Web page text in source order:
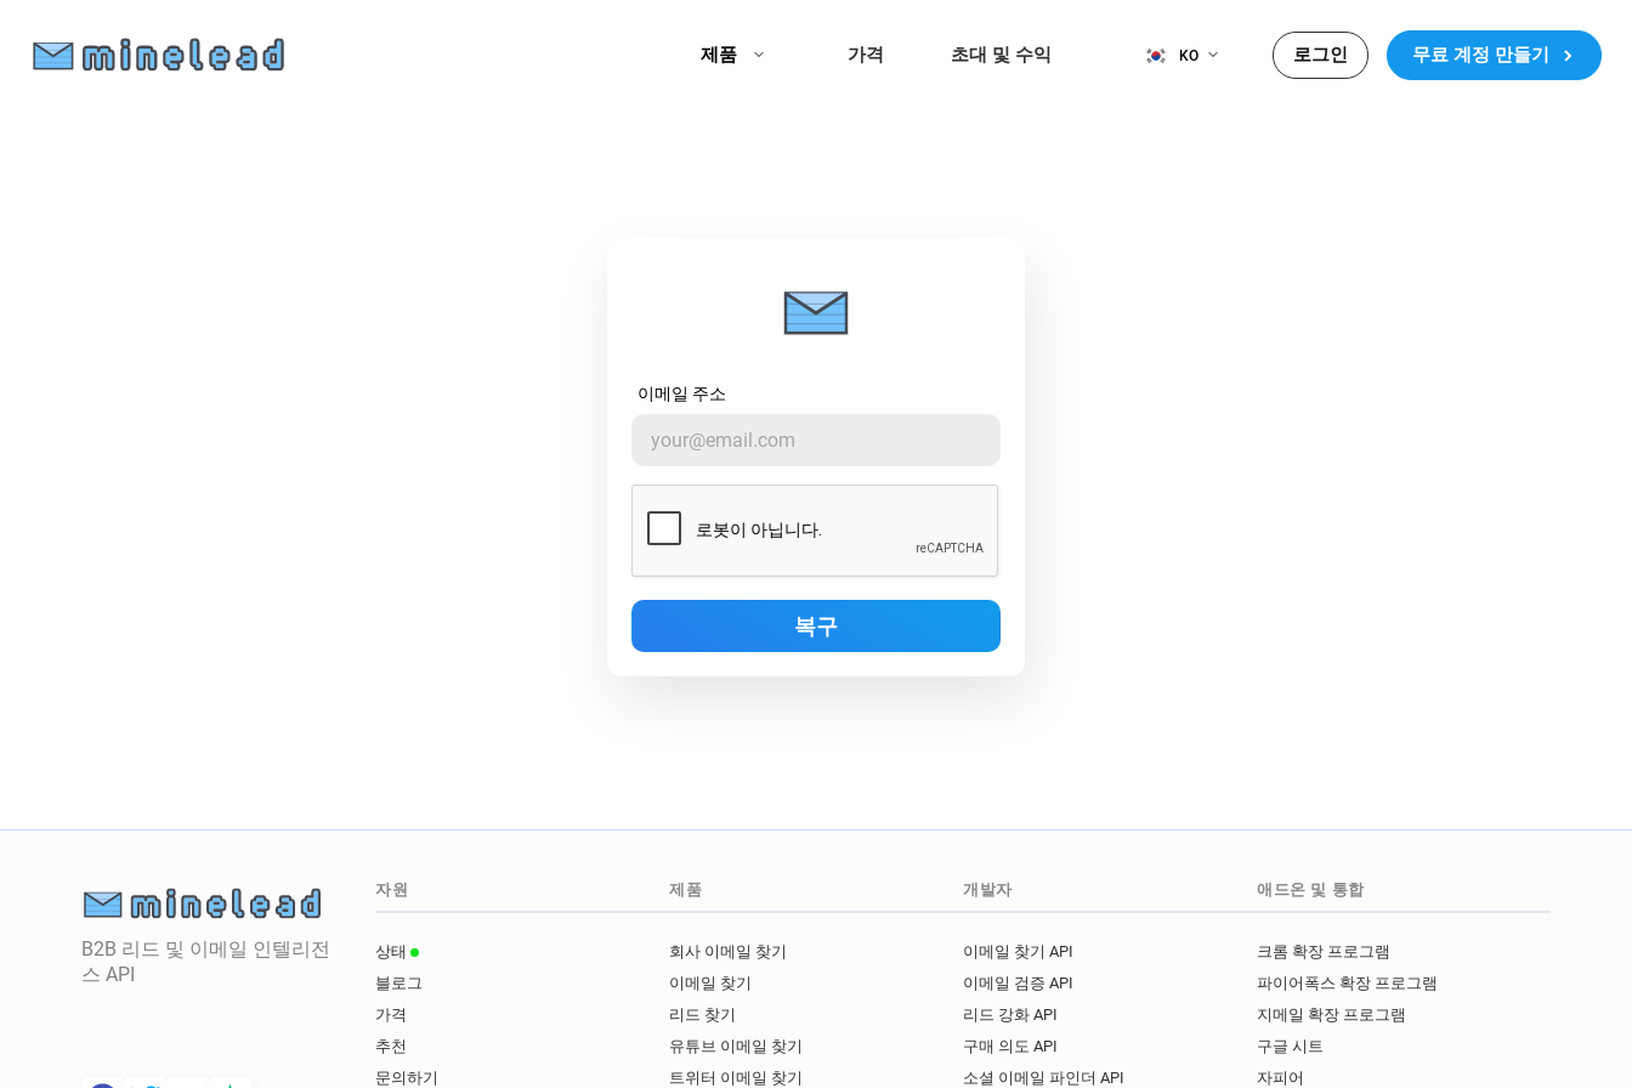
제품 가격 초대 및 수익 KO 로그인 무료 계정 만들기
이메일 주소
B2B 리드 및 이메일 인텔리전
스 API
자원
상태
블로그
가격
추천
문의하기
제품
회사 이메일 찾기
이메일 찾기
리드 찾기
유튜브 이메일 찾기
트위터 이메일 찾기
개발자
이메일 찾기 API
이메일 검증 API
리드 강화 API
구매 의도 API
소셜 이메일 파인더 API
애드온 및 통합
크롬 확장 프로그램
파이어폭스 확장 프로그램
지메일 확장 프로그램
구글 시트
자피어